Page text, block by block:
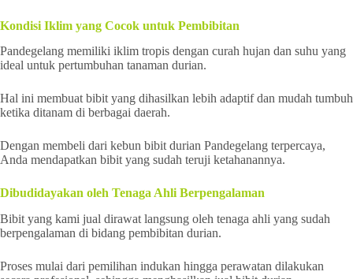
Kondisi Iklim yang Cocok untuk Pembibitan
Pandegelang memiliki iklim tropis dengan curah hujan dan suhu yang
ideal untuk pertumbuhan tanaman durian.
Hal ini membuat bibit yang dihasilkan lebih adaptif dan mudah tumbuh
ketika ditanam di berbagai daerah.
Dengan membeli dari kebun bibit durian Pandegelang terpercaya,
Anda mendapatkan bibit yang sudah teruji ketahanannya.
Dibudidayakan oleh Tenaga Ahli Berpengalaman
Bibit yang kami jual dirawat langsung oleh tenaga ahli yang sudah
berpengalaman di bidang pembibitan durian.
Proses mulai dari pemilihan indukan hingga perawatan dilakukan